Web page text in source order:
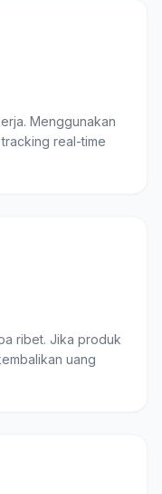
Menggunakan
real-time
ribet. Jika produk
uang